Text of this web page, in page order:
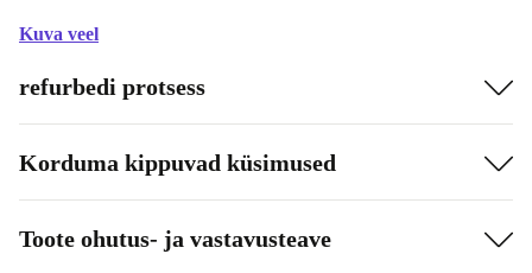
Kuva veel
refurbedi protsess
Korduma kippuvad küsimused
Toote ohutus- ja vastavusteave